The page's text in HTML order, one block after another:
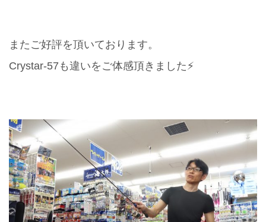
またご好評を頂いております。
Crystar-57も違いをご体感頂きました⚡️